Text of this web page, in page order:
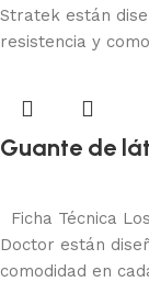
Stratek están
resistencia y
Guante de
Ficha Técnica
Doctor están
comodidad en